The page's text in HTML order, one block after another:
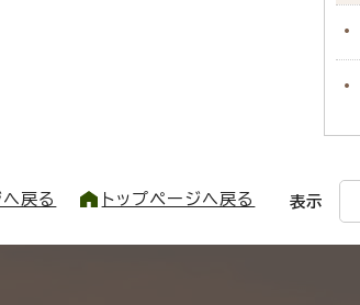
戻る トップページへ戻る 表示